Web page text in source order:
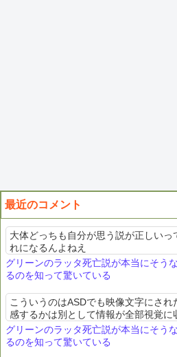
最近のコメント
大体どっちも自分が思う説が正しい
れになるんよねえ
グリーンのラッタ死亡説が本当にそう
るのを知って驚いている
こういうのはASDでも映像文字にさ
感するかは別として情報が全部視覚に
グリーンのラッタ死亡説が本当にそう
るのを知って驚いている